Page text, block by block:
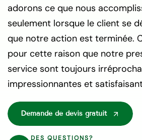
adorons ce que nous
seulement lorsque le client se
que notre action est terminée.
pour cette raison que notre
service sont toujours
impressionnantes et
Demande de devis gratuit
DES QUESTIONS?